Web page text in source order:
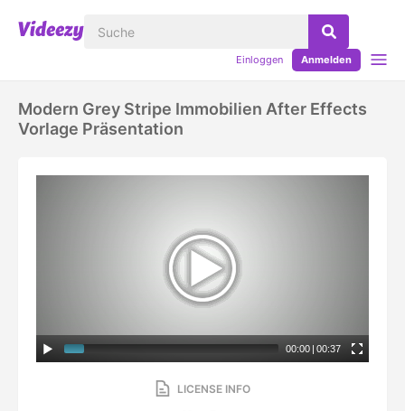
Einloggen Anmelden
Modern Grey Stripe Immobilien After Effects
Vorlage Präsentation
00:00 | 00:37
LICENSE INFO